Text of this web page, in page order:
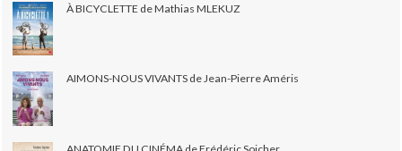
À BICYCLETTE de Mathias MLEKUZ
AIMONS-NOUS VIVANTS de Jean-Pierre Améris